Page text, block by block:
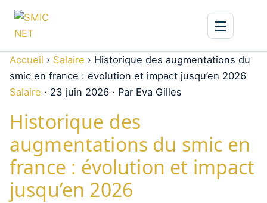
Accueil › Salaire › Historique des augmentations du
smic en france : évolution et impact jusqu’en 2026
Salaire · 23 juin 2026 · Par Eva Gilles
Historique des
augmentations du smic en
france : évolution et impact
jusqu’en 2026